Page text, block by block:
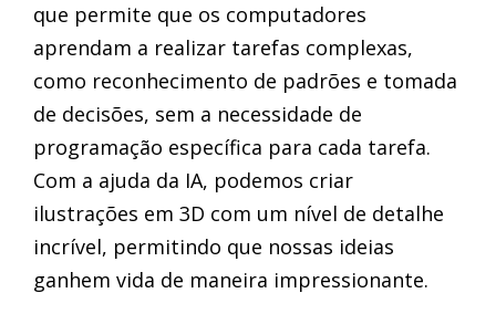
que permite que os computadores
aprendam a realizar tarefas complexas,
como reconhecimento de padrões e tomada
de decisões, sem a necessidade de
programação específica para cada tarefa.
Com a ajuda da IA, podemos criar
ilustrações em 3D com um nível de detalhe
incrível, permitindo que nossas ideias
ganhem vida de maneira impressionante.